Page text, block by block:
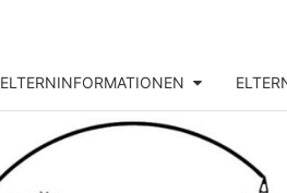
ELTERNINFORMATIONEN